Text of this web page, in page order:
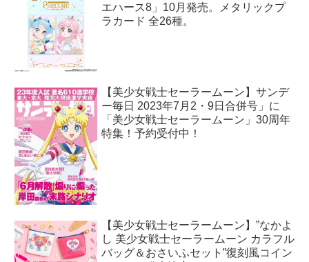
エハース8」10月発売。メタリックプ
ラカード 全26種。
【美少女戦士セーラームーン】サンデ
ー毎日 2023年7月2・9日合併号」に
「美少女戦士セーラームーン」30周年
特集！予約受付中！
【美少女戦士セーラームーン】”なかよ
し 美少女戦士セーラームーン カラフル
バッグ＆おさいふセット”復刻風コイン